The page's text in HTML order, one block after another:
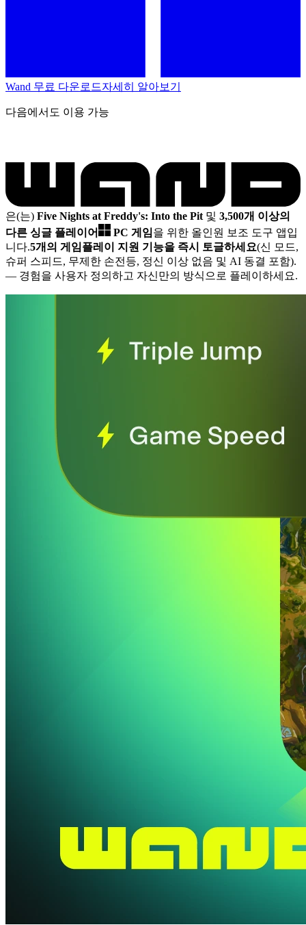
Wand 무료 다운로드자세히 알아보기
다음에서도 이용 가능
은(는) Five Nights at Freddy's: Into the Pit 및 3,500개 이상의
다른 싱글 플레이어
PC 게임을 위한 올인원 보조 도구 앱입
니다.5개의 게임플레이 지원 기능을 즉시 토글하세요(신 모드,
슈퍼 스피드, 무제한 손전등, 정신 이상 없음 및 AI 동결 포함).
— 경험을 사용자 정의하고 자신만의 방식으로 플레이하세요.